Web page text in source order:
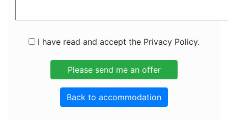
I have read and accept the Privacy Policy.
Back to accommodation